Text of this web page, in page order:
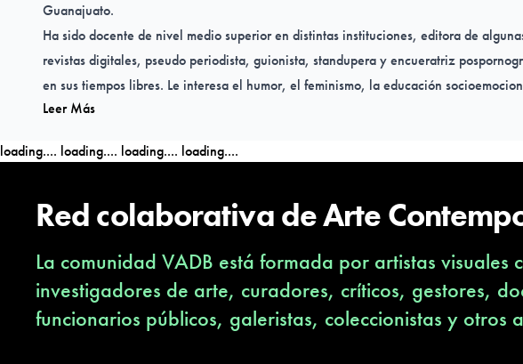
Guanajuato.
Ha sido docente de nivel medio superior en distintas instituciones, editora de
revistas digitales, pseudo periodista, guionista, standupera y encueratriz
en sus tiempos libres. Le interesa el humor, el feminismo, la educación
sexualidad en todos sus espectros.
Leer Más
loading.... loading.... loading.... loading....
Red colaborativa de Arte
La comunidad VADB está formada por artistas
investigadores de arte, curadores, críticos, gestores,
funcionarios públicos, galeristas, coleccionistas y otros